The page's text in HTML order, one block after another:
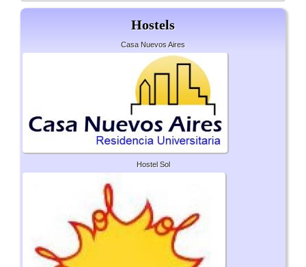
Hostels
Casa Nuevos Aires
Hostel Sol